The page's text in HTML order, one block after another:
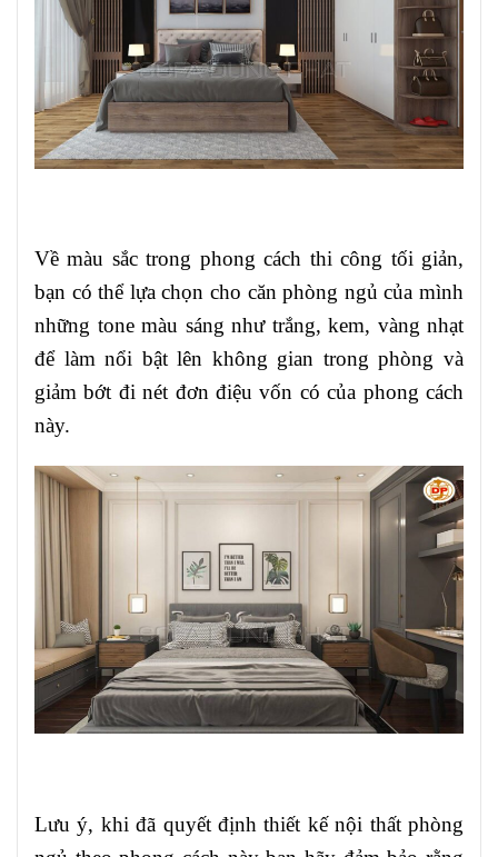
Về màu sắc trong phong cách thi công tối giản,
bạn có thể lựa chọn cho căn phòng ngủ của mình
những tone màu sáng như trắng, kem, vàng nhạt
để làm nổi bật lên không gian trong phòng và
giảm bớt đi nét đơn điệu vốn có của phong cách
này.
Lưu ý, khi đã quyết định thiết kế nội thất phòng